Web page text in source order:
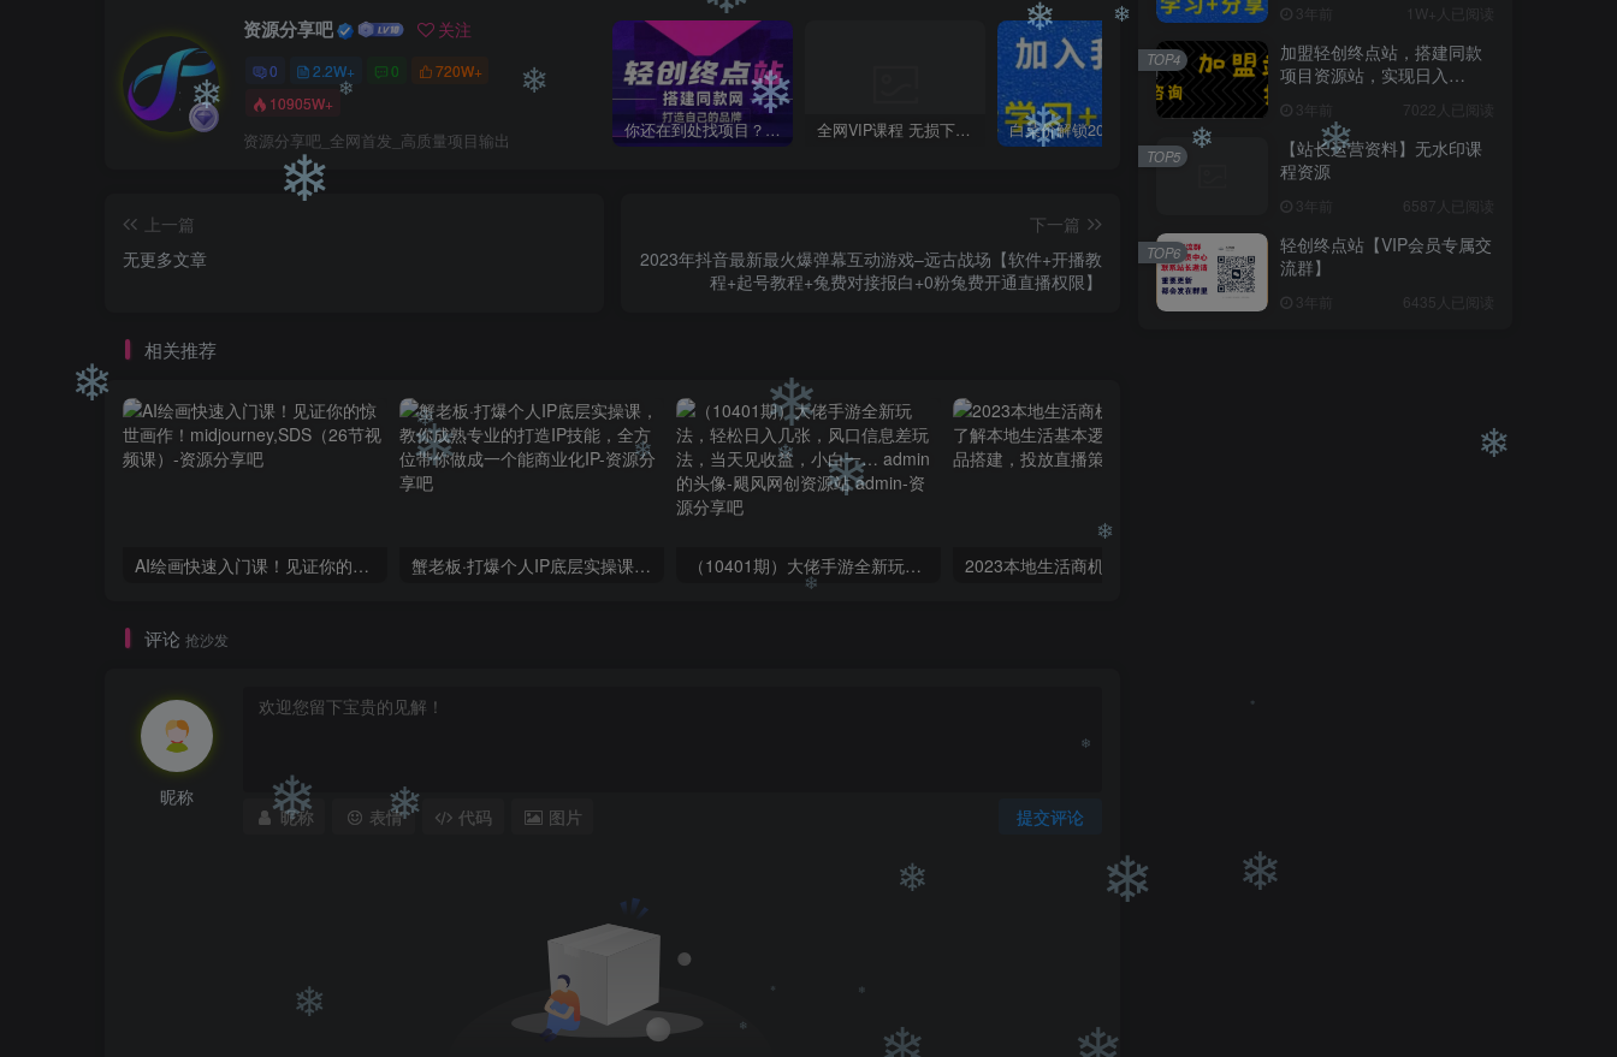
资源分享吧 关注
0 2.2W+ 0
720W+
10905W+
资源分享吧_全网首发_高质量项目输出 你还在到处找项目？还在当韭菜？我靠卖项目一个月收入5万+，曾经我也是个失败者。 全网VIP课程 无损下载~ 加盟轻创终点站，搭建同款项目资源站，实现日入2000+
上一篇
无更多文章
下一篇
2023年抖音最新最火爆弹幕互动游戏–远古战场【软件+开播教
程+起号教程+兔费对接报白+0粉兔费开通直播权限】
相关推荐
AI绘画快速入门课！见证你的惊世画作！midjourney,SDS（26节视频课） 蟹老板·打爆个人IP底层实操课，教你成熟专业的打造IP技能，全方位带你做成一个能商业化IP （10401期）大佬手游全新玩法，轻松日入几张，风口信息差玩法，当天见收益，小白一… admin的头像-飓风网创资源站 admin
评论 抢沙发
昵称
提交评论
昵称 表情 代码 图片
3年前 1W+人已阅读
加盟轻创终点站，搭建同款
项目资源站，实现日入
3年前 7022人已阅读
TOP4
【站长运营资料】无水印课
程资源
3年前 6587人已阅读
TOP5
轻创终点站【VIP会员专属交
流群】
3年前 6435人已阅读
TOP6
❄
❄
❄
❄
❄ ❄
❄
❄ ❄
❄
❄